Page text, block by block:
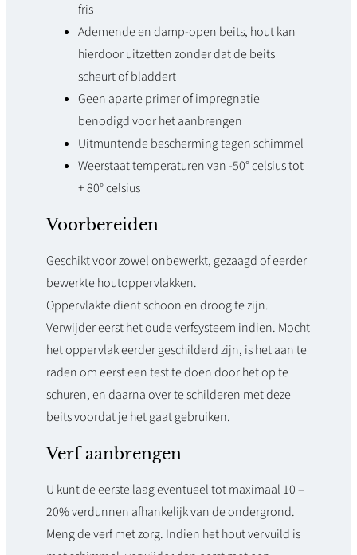
fris
Ademende en damp-open beits, hout kan
hierdoor uitzetten zonder dat de beits
scheurt of bladdert
Geen aparte primer of impregnatie
benodigd voor het aanbrengen
Uitmuntende bescherming tegen schimmel
Weerstaat temperaturen van -50° celsius tot
+ 80° celsius
Voorbereiden
Geschikt voor zowel onbewerkt, gezaagd of eerder
bewerkte houtoppervlakken.
Oppervlakte dient schoon en droog te zijn.
Verwijder eerst het oude verfsysteem indien. Mocht
het oppervlak eerder geschilderd zijn, is het aan te
raden om eerst een test te doen door het op te
schuren, en daarna over te schilderen met deze
beits voordat je het gaat gebruiken.
Verf aanbrengen
U kunt de eerste laag eventueel tot maximaal 10 –
20% verdunnen afhankelijk van de ondergrond.
Meng de verf met zorg. Indien het hout vervuild is